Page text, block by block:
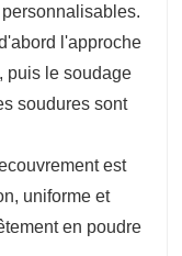
l'approche
puis le soudage
soudures sont
est
uniforme et
en poudre